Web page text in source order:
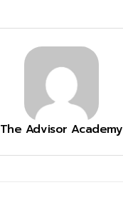
The Advisor Academy